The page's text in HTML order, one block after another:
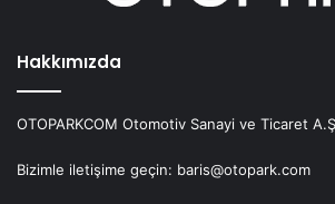
Hakkımızda
OTOPARKCOM Otomotiv Sanayi ve Ticaret
Bizimle iletişime geçin: baris@otopark.com